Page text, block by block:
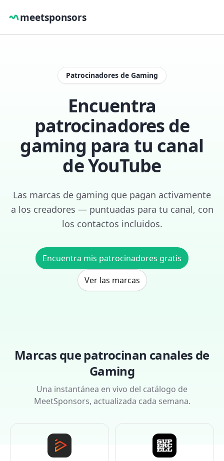
meetsponsors
Patrocinadores de Gaming
Encuentra
patrocinadores de
gaming para tu canal
de YouTube
Las marcas de gaming que pagan activamente
a los creadores — puntuadas para tu canal, con
los contactos incluidos.
Encuentra mis patrocinadores gratis
Ver las marcas
Marcas que patrocinan canales de
Gaming
Una instantánea en vivo del catálogo de
MeetSponsors, actualizada cada semana.